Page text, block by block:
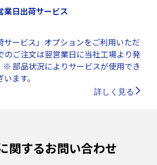
業日出荷サービス
サービス」オプションをご利用いただ
のご注文は翌営業日に当社工場より発
※ 部品状況によりサービスが使用でき
ます。
詳しく見る
関するお問い合わせ